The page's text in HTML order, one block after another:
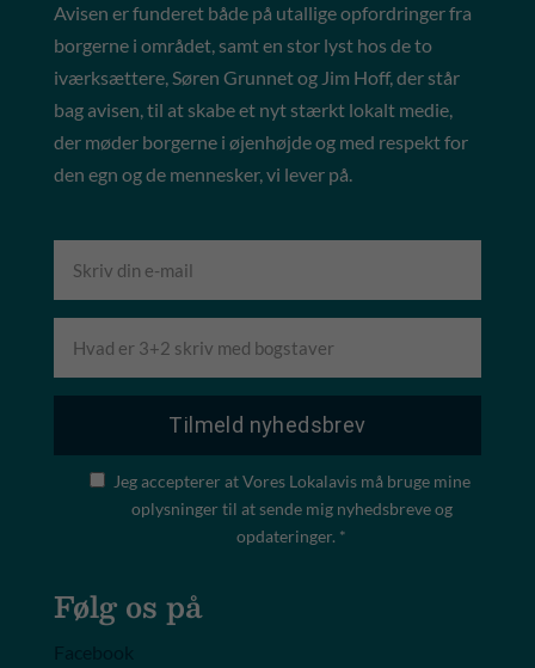
Avisen er funderet både på utallige opfordringer fra
borgerne i området, samt en stor lyst hos de to
iværksættere, Søren Grunnet og Jim Hoff, der står
bag avisen, til at skabe et nyt stærkt lokalt medie,
der møder borgerne i øjenhøjde og med respekt for
den egn og de mennesker, vi lever på.
Jeg accepterer at Vores Lokalavis må bruge mine
oplysninger til at sende mig nyhedsbreve og
opdateringer. *
Følg os på